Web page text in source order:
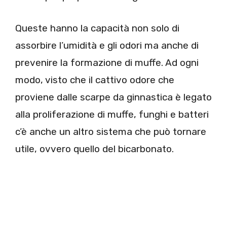
Queste hanno la capacità non solo di
assorbire l’umidità e gli odori ma anche di
prevenire la formazione di muffe. Ad ogni
modo, visto che il cattivo odore che
proviene dalle scarpe da ginnastica è legato
alla proliferazione di muffe, funghi e batteri
c’è anche un altro sistema che può tornare
utile, ovvero quello del bicarbonato.